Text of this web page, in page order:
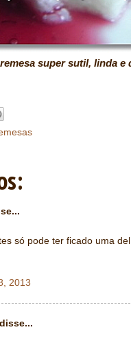
sutil, linda e
só pode ter ficado uma
2013
disse...